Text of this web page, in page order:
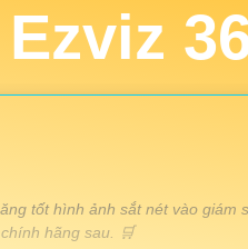
tốt hình ảnh sắt nét vào giám
hãng sau. 🛒